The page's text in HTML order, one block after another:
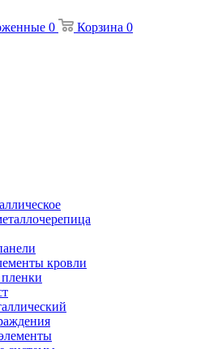
0 Корзина 0
кровли